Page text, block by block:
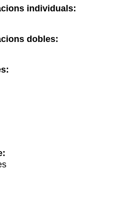
individuals:
dobles: